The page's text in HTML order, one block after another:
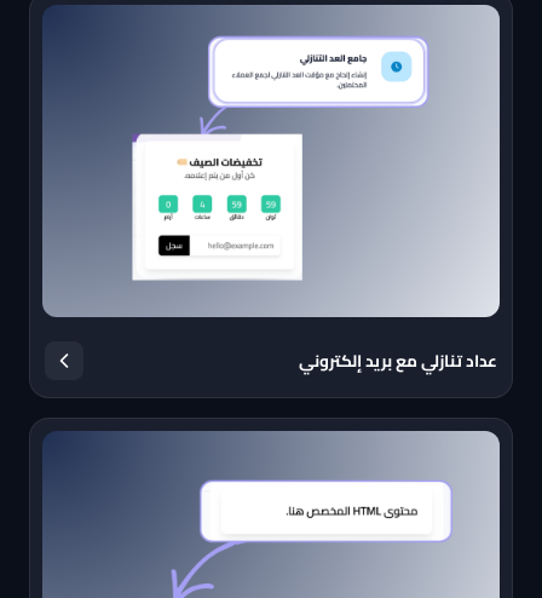
عداد تنازلي مع بريد إلكتروني